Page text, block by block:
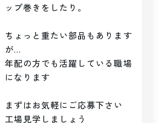
ップ巻きをしたり。
ちょっと重たい部品もあります
が...
年配の方でも活躍している職場
になります
まずはお気軽にご応募下さい